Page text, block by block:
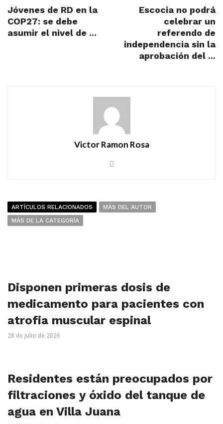
Jóvenes de RD en la
COP27: se debe
asumir el nivel de ...
Escocia no podrá
celebrar un
referendo de
independencia sin la
aprobación del ...
Victor Ramon Rosa
ARTÍCULOS RELACIONADOS
MÁS DEL AUTOR
MÁS DE LA CATEGORÍA
Disponen primeras dosis de
medicamento para pacientes con
atrofia muscular espinal
28 de julio de 2026
Residentes están preocupados por
filtraciones y óxido del tanque de
agua en Villa Juana